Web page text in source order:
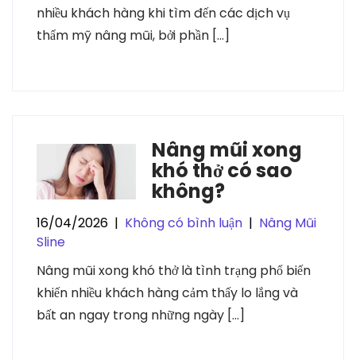
nhiều khách hàng khi tìm đến các dịch vụ
thẩm mỹ nâng mũi, bởi phần […]
Nâng mũi xong
khó thở có sao
không?
16/04/2026 | Không có bình luận | Nâng Mũi
Sline
Nâng mũi xong khó thở là tình trạng phổ biến
khiến nhiều khách hàng cảm thấy lo lắng và
bất an ngay trong những ngày […]